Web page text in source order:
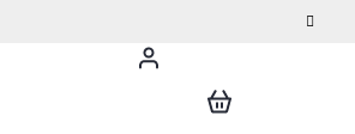
DARČEKOVÝ POUKAZ